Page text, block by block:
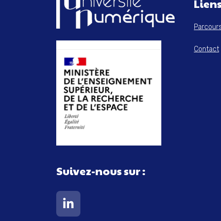
Suivez-nous sur :
Lien vers notre page Linkedin
Contact